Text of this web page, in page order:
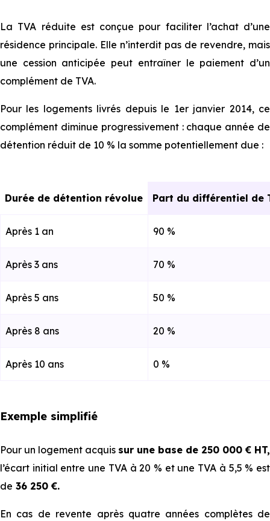
La TVA réduite est conçue pour faciliter l’achat d’une
résidence principale. Elle n’interdit pas de revendre, mais
une cession anticipée peut entraîner le paiement d’un
complément de TVA.
Pour les logements livrés depuis le 1er janvier 2014, ce
complément diminue progressivement : chaque année de
détention réduit de 10 % la somme potentiellement due :
Durée de détention révolue Part du différentiel
Après 1 an 90 %
Après 3 ans 70 %
Après 5 ans 50 %
Après 8 ans 20 %
Après 10 ans 0 %
Exemple simplifié
Pour un logement acquis sur une base de 250 000 € HT,
l’écart initial entre une TVA à 20 % et une TVA à 5,5 % est
de 36 250 €.
En cas de revente après quatre années complètes de